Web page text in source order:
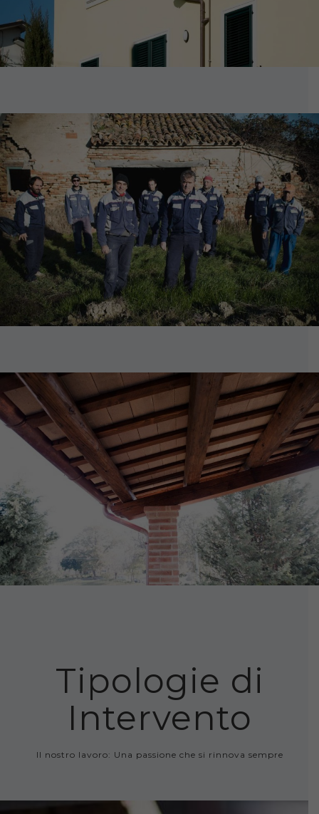
Tipologie di
Intervento
Il nostro lavoro: Una passione che si rinnova sempre